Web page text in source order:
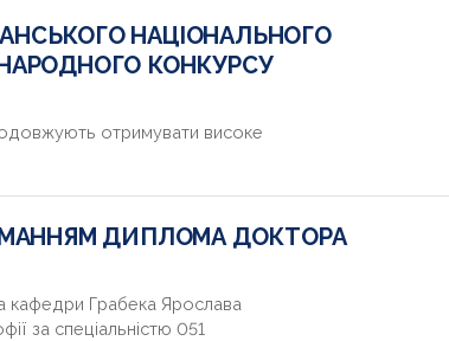
НАЦІОНАЛЬНОГО
КОНКУРСУ
отримувати високе
ДИПЛОМА ДОКТОРА
кафедри Грабека Ярослава
за спеціальністю 051